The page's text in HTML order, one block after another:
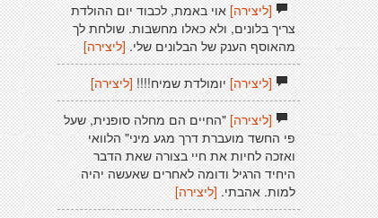
[ליצירה]אוי באמת, לכבוד יום ההולדת
צריך בלונים, ולא כאלו מחשבות. שולחת לך
מהאוסף הענק של הבלונים שלי. [ליצירה]
[ליצירה]יומולדת שמיח!!!! [ליצירה]
[ליצירה]"החיים הם מחלה סופנית, שעל
פי החשד מועברת דרך מגע מיני" הלוואי
ואזכה לחיות את חיי בצורה שאת הדבר
היחיד הרגיל ודומה לאחרים שאעשה יהיה
למות. אהבתי. [ליצירה]